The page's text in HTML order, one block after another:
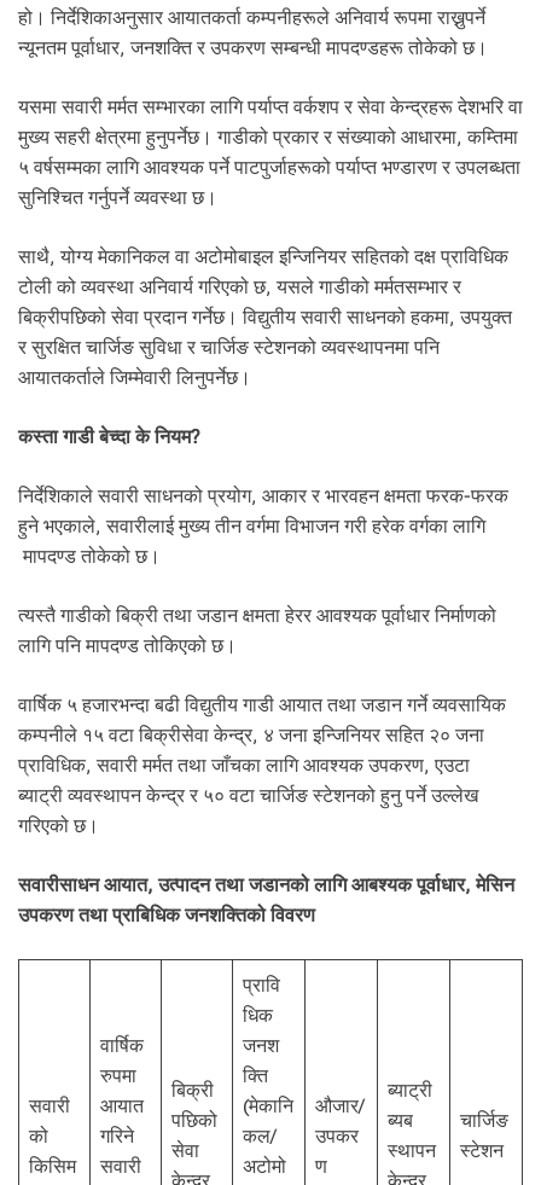
हो। निर्देशिकाअनुसार आयातकर्ता कम्पनीहरूले अनिवार्य रूपमा राख्नुपर्ने
न्यूनतम पूर्वाधार, जनशक्ति र उपकरण सम्बन्धी मापदण्डहरू तोकेको छ।
यसमा सवारी मर्मत सम्भारका लागि पर्याप्त वर्कशप र सेवा केन्द्रहरू देशभरि वा
मुख्य सहरी क्षेत्रमा हुनुपर्नेछ। गाडीको प्रकार र संख्याको आधारमा, कम्तिमा
५ वर्षसम्मका लागि आवश्यक पर्ने पाटपुर्जाहरूको पर्याप्त भण्डारण र उपलब्धता
सुनिश्चित गर्नुपर्ने व्यवस्था छ।
साथै, योग्य मेकानिकल वा अटोमोबाइल इन्जिनियर सहितको दक्ष प्राविधिक
टोली को व्यवस्था अनिवार्य गरिएको छ, यसले गाडीको मर्मतसम्भार र
बिक्रीपछिको सेवा प्रदान गर्नेछ। विद्युतीय सवारी साधनको हकमा, उपयुक्त
र सुरक्षित चार्जिङ सुविधा र चार्जिङ स्टेशनको व्यवस्थापनमा पनि
आयातकर्ताले जिम्मेवारी लिनुपर्नेछ।
कस्ता गाडी बेच्दा के नियम?
निर्देशिकाले सवारी साधनको प्रयोग, आकार र भारवहन क्षमता फरक-फरक
हुने भएकाले, सवारीलाई मुख्य तीन वर्गमा विभाजन गरी हरेक वर्गका लागि
मापदण्ड तोकेको छ।
त्यस्तै गाडीको बिक्री तथा जडान क्षमता हेरर आवश्यक पूर्वाधार निर्माणको
लागि पनि मापदण्ड तोकिएको छ।
वार्षिक ५ हजारभन्दा बढी विद्युतीय गाडी आयात तथा जडान गर्ने व्यवसायिक
कम्पनीले १५ वटा बिक्रीसेवा केन्द्र, ४ जना इन्जिनियर सहित २० जना
प्राविधिक, सवारी मर्मत तथा जाँचका लागि आवश्यक उपकरण, एउटा
ब्याट्री व्यवस्थापन केन्द्र र ५० वटा चार्जिङ स्टेशनको हुनु पर्ने उल्लेख
गरिएको छ।
सवारीसाधन आयात, उत्पादन तथा जडानको लागि आबश्यक पूर्वाधार, मेसिन
उपकरण तथा प्राबिधिक जनशक्तिको विवरण
सवारी
को
किसिम
वार्षिक
रुपमा
आयात
गरिने
सवारी
बिक्री
पछिको
सेवा
केन्द्र
प्रावि
धिक
जनश
क्ति
(मेकानि
कल/
अटोमो
औजार/
उपकर
ण
ब्याट्री
ब्यब
स्थापन
केन्द्र
चार्जिङ
स्टेशन